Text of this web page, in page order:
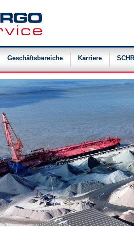
Geschäftsbereiche Karriere